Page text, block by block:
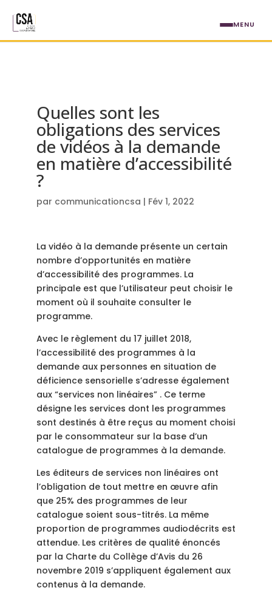
Quelles sont les
obligations des services
de vidéos à la demande
en matière d’accessibilité
?
par communicationcsa | Fév 1, 2022
La vidéo à la demande présente un certain
nombre d’opportunités en matière
d’accessibilité des programmes. La
principale est que l’utilisateur peut choisir le
moment où il souhaite consulter le
programme.
Avec le règlement du 17 juillet 2018,
l’accessibilité des programmes à la
demande aux personnes en situation de
déficience sensorielle s’adresse également
aux “services non linéaires” . Ce terme
désigne les services dont les programmes
sont destinés à être reçus au moment choisi
par le consommateur sur la base d’un
catalogue de programmes à la demande.
Les éditeurs de services non linéaires ont
l’obligation de tout mettre en œuvre afin
que 25% des programmes de leur
catalogue soient sous-titrés. La même
proportion de programmes audiodécrits est
attendue. Les critères de qualité énoncés
par la Charte du Collège d’Avis du 26
novembre 2019 s’appliquent également aux
contenus à la demande.
MENU